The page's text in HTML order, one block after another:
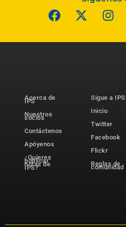
Acerca de
IPS
Nuestros
socios
Contáctenos
Apóyenos
¿Quieres
publicar
notas de
IPS?
Sigue a IPS
Inicio
Twitter
Facebook
Flickr
Reglas de
comunidad